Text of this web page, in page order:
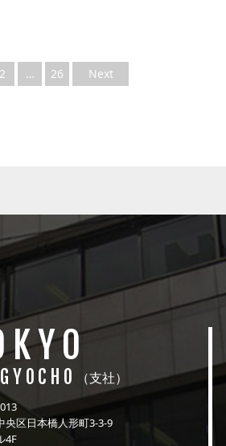
2 … 26 Next
（支社）
央区日本橋人形町3-3-9
4F